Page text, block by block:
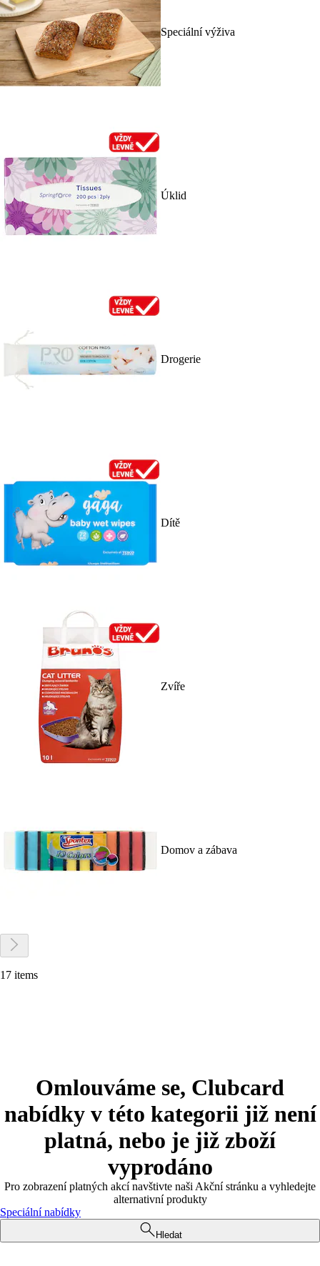
Speciální výživa
Úklid
Drogerie
Dítě
Zvíře
Domov a zábava
17 items
Omlouváme se, Clubcard
nabídky v této kategorii již není
platná, nebo je již zboží
vyprodáno
Pro zobrazení platných akcí navštivte naši Akční stránku a vyhledejte
alternativní produkty
Speciální nabídky
Hledat